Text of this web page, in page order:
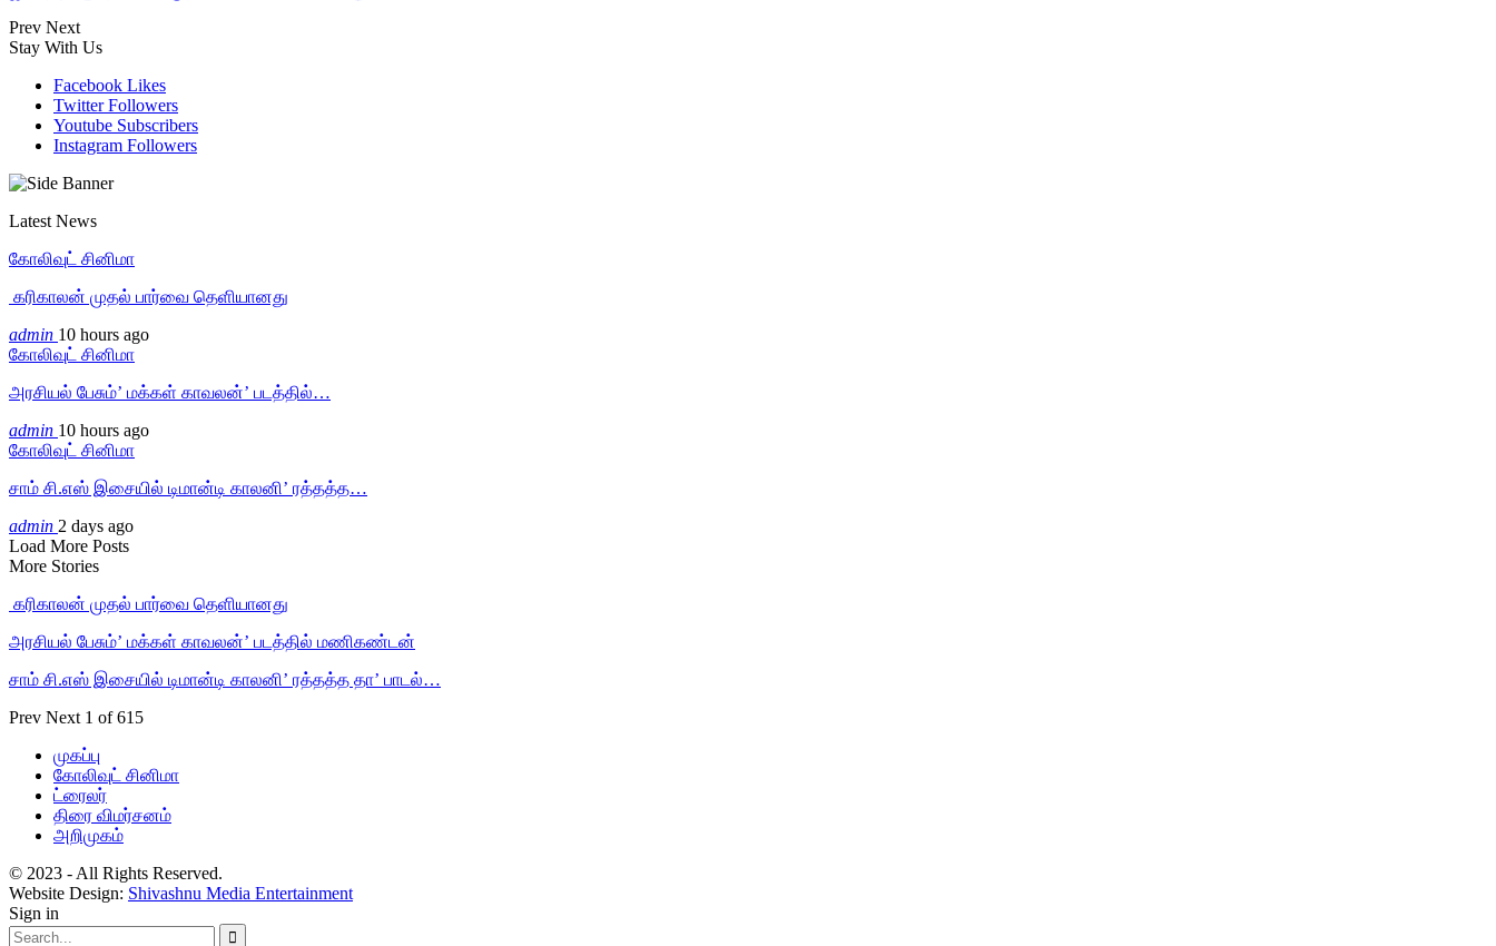
Prev Next
Stay With Us
Facebook Likes
Twitter Followers
Youtube Subscribers
Instagram Followers
Latest News
கோலிவுட் சினிமா
‎ கரிகாலன் முதல் பார்வை தெளியானது
admin 10 hours ago
கோலிவுட் சினிமா
அரசியல் பேசும்’ மக்கள் காவலன்’ படத்தில்…
admin 10 hours ago
கோலிவுட் சினிமா
சாம் சி.எஸ் இசையில் டிமான்டி காலனி’ ரத்தத்த…
admin 2 days ago
Load More Posts
More Stories
‎ கரிகாலன் முதல் பார்வை தெளியானது
அரசியல் பேசும்’ மக்கள் காவலன்’ படத்தில் மணிகண்டன்
சாம் சி.எஸ் இசையில் டிமான்டி காலனி’ ரத்தத்த தா’ பாடல்…
Prev Next 1 of 615
முகப்பு
கோலிவுட் சினிமா
ட்ரைலர்
திரை விமர்சனம்
அறிமுகம்
© 2023 - All Rights Reserved.
Website Design: Shivashnu Media Entertainment
Sign in